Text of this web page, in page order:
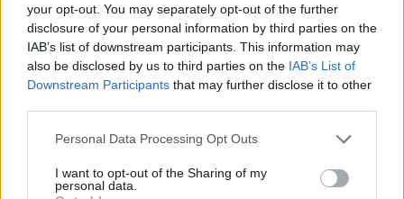
your opt-out. You may separately opt-out of the further
disclosure of your personal information by third parties on the
IAB’s list of downstream participants. This information may
also be disclosed by us to third parties on the IAB’s List of
Downstream Participants that may further disclose it to other
Please note that this website/app uses one or more Google
not limited to your visit or usage behaviour. You may click to
grant or deny consent to Google and its third-party tags to
Personal Data Processing Opt Outs
I want to opt-out of the Sharing of my
personal data.
documentali e meccanismi trasparenti per
funzionare. Che si tratti di un film che interroga il
pubblico o di politiche sociali che richiedono
risorse, la posta in gioco rimane la capacità
collettiva di affrontare l’ignoto e le disuguaglianze
con strumenti chiari e responsabilità condivise.